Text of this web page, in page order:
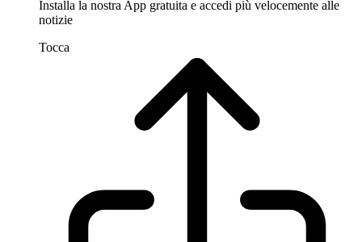
Installa la nostra App gratuita e accedi più velocemente alle
notizie
Tocca